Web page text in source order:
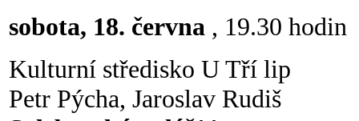
sobota, 18. června , 19.30 hodin
Kulturní středisko U Tří lip
Petr Pýcha, Jaroslav Rudiš